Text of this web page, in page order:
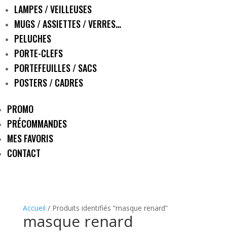
LAMPES / VEILLEUSES
MUGS / ASSIETTES / VERRES…
PELUCHES
PORTE-CLEFS
PORTEFEUILLES / SACS
POSTERS / CADRES
PROMO
PRÉCOMMANDES
MES FAVORIS
CONTACT
Accueil / Produits identifiés “masque renard”
masque renard